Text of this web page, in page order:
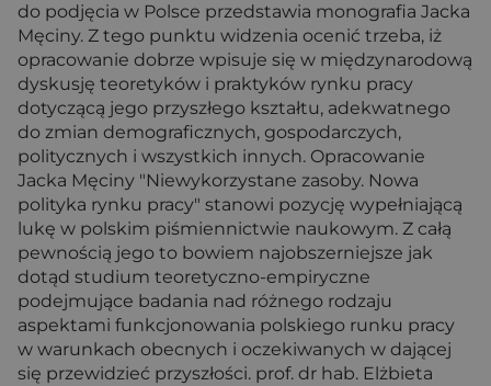
do podjęcia w Polsce przedstawia monografia Jacka
Męciny. Z tego punktu widzenia ocenić trzeba, iż
opracowanie dobrze wpisuje się w międzynarodową
dyskusję teoretyków i praktyków rynku pracy
dotyczącą jego przyszłego kształtu, adekwatnego
do zmian demograficznych, gospodarczych,
politycznych i wszystkich innych. Opracowanie
Jacka Męciny "Niewykorzystane zasoby. Nowa
polityka rynku pracy" stanowi pozycję wypełniającą
lukę w polskim piśmiennictwie naukowym. Z całą
pewnością jego to bowiem najobszerniejsze jak
dotąd studium teoretyczno-empiryczne
podejmujące badania nad różnego rodzaju
aspektami funkcjonowania polskiego runku pracy
w warunkach obecnych i oczekiwanych w dającej
się przewidzieć przyszłości. prof. dr hab. Elżbieta